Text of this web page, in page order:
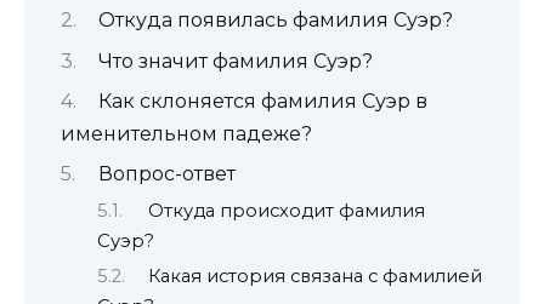
Откуда появилась фамилия Суэр?
Что значит фамилия Суэр?
Как склоняется фамилия Суэр в
именительном падеже?
Вопрос-ответ
Откуда происходит фамилия
Суэр?
Какая история связана с фамилией